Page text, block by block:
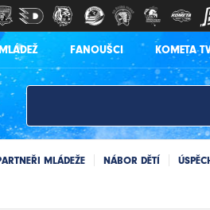
FANOUŠCI KOMETA
MLÁDEŽE NÁBOR DĚTÍ